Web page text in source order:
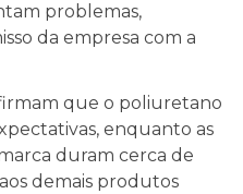
problemas,
da empresa com a
que o poliuretano
enquanto as
duram cerca de
demais produtos